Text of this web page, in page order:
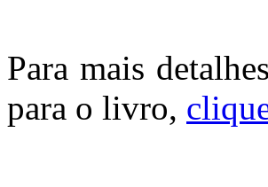
Para mais
para o livro,